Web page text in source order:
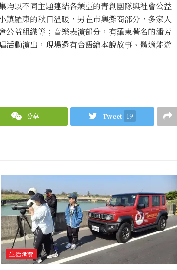
均以不同主題連結各類型的青創團隊與社會公益
鎮羅東的秋日溫暖，另在市集攤商部分，多家人
公益組織等；音樂表演部分，有羅東著名的潘芳
活動演出，現場還有台語繪本說故事、體適能遊
分享 Tweet 19
生活消費